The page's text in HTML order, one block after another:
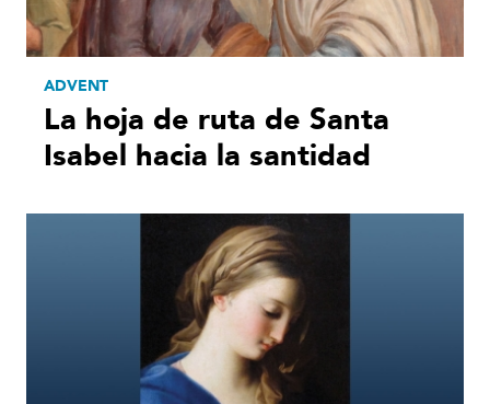
ADVENT
La hoja de ruta de Santa
Isabel hacia la santidad